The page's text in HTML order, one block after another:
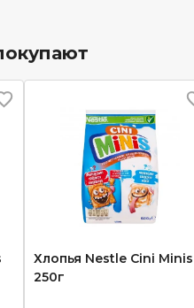
Хлопья Nestle Cini Minis
250г